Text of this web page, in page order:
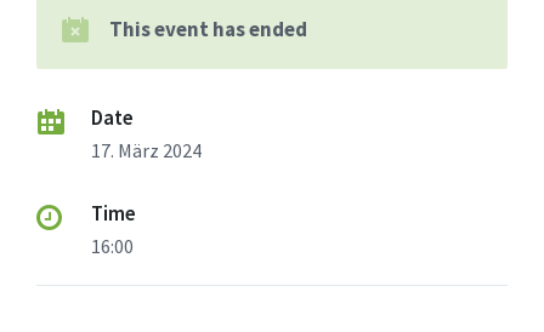
This event has ended
Date
17. März 2024
Time
16:00